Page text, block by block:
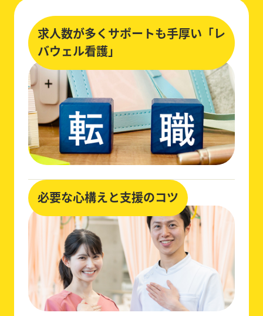
求人数が多くサポートも手厚い「レ
バウェル看護」
必要な心構えと支援のコツ